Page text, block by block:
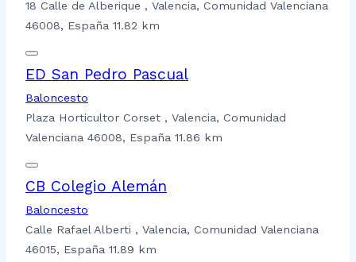
18 Calle de Alberique , Valencia, Comunidad Valenciana
46008, España 11.82 km
ED San Pedro Pascual
Baloncesto
Plaza Horticultor Corset , Valencia, Comunidad
Valenciana 46008, España 11.86 km
CB Colegio Alemán
Baloncesto
Calle Rafael Alberti , Valencia, Comunidad Valenciana
46015, España 11.89 km